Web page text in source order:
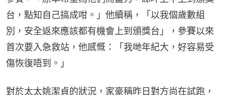
台，點知自己搞成咁。」他續稱，「以我個歲數組
別，安全返來應該都有機會上到頒獎台」，參賽以來
首次要入急救站，他感慨：「我哋年紀大，好容易受
傷恢復唔到。」
對於太太姚潔貞的狀況，家豪稱昨日對方尚在試跑，